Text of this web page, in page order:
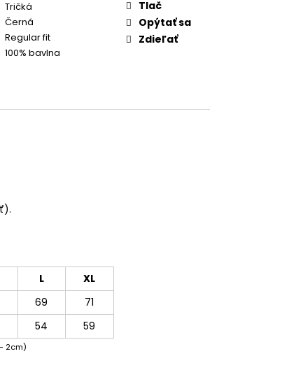
Tričká
Černá
Regular fit
100% bavlna
Tlač
Opýtať sa
Zdieľať
L
XL
69
71
54 59
2cm)